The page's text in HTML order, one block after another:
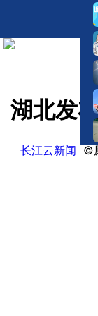
湖北发
长江云新闻 ©